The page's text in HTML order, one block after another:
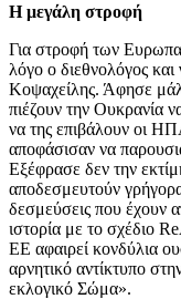
Η μεγάλη στροφή
Για στροφή των
λόγο ο διεθνολόγος
Κοψαχείλης. Άφησε
πιέζουν την Ουκρανία
να της επιβάλουν οι
αποφάσισαν να
Εξέφρασε δεν την
αποδεσμευτούν
δεσμεύσεις που έχουν
ιστορία με το σχέδιο
ΕΕ αφαιρεί κονδύλια
αρνητικό αντίκτυπο
εκλογικό Σώμα».